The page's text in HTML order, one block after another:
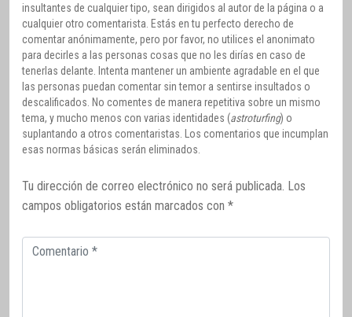
insultantes de cualquier tipo, sean dirigidos al autor de la página o a
cualquier otro comentarista. Estás en tu perfecto derecho de
comentar anónimamente, pero por favor, no utilices el anonimato
para decirles a las personas cosas que no les dirías en caso de
tenerlas delante. Intenta mantener un ambiente agradable en el que
las personas puedan comentar sin temor a sentirse insultados o
descalificados. No comentes de manera repetitiva sobre un mismo
tema, y mucho menos con varias identidades (astroturfing) o
suplantando a otros comentaristas. Los comentarios que incumplan
esas normas básicas serán eliminados.
Tu dirección de correo electrónico no será publicada. Los
campos obligatorios están marcados con *
Comentario